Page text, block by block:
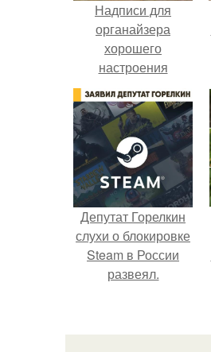
Надписи для
органайзера
хорошего
настроения
распечатать. Идеи
"Органайзеров
Хорошего
Настроения" с
примерами
подарочков.
Депутат Горелкин
слухи о блокировке
Steam в России
развеял.